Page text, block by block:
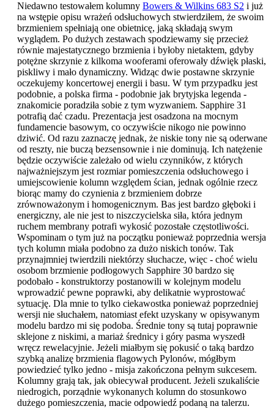
Niedawno testowałem kolumny Bowers & Wilkins 683 S2 i już
na wstępie opisu wrażeń odsłuchowych stwierdziłem, że swoim
brzmieniem spełniają one obietnicę, jaką składają swym
wyglądem. Po dużych zestawach spodziewamy się przecież
równie majestatycznego brzmienia i byłoby nietaktem, gdyby
potężne skrzynie z kilkoma wooferami oferowały dźwięk płaski,
piskliwy i mało dynamiczny. Widząc dwie postawne skrzynie
oczekujemy koncertowej energii i basu. W tym przypadku jest
podobnie, a polska firma - podobnie jak brytyjska legenda -
znakomicie poradziła sobie z tym wyzwaniem. Sapphire 31
potrafią dać czadu. Prezentacja jest osadzona na mocnym
fundamencie basowym, co oczywiście nikogo nie powinno
dziwić. Od razu zaznaczę jednak, że niskie tony nie są oderwane
od reszty, nie buczą bezsensownie i nie dominują. Ich natężenie
będzie oczywiście zależało od wielu czynników, z których
najważniejszym jest rozmiar pomieszczenia odsłuchowego i
umiejscowienie kolumn względem ścian, jednak ogólnie rzecz
biorąc mamy do czynienia z brzmieniem dobrze
zrównoważonym i homogenicznym. Bas jest bardzo głęboki i
energiczny, ale nie jest to niszczycielska siła, która jednym
ruchem membrany potrafi wykosić pozostałe częstotliwości.
Wspominam o tym już na początku ponieważ poprzednia wersja
tych kolumn miała podobno za dużo niskich tonów. Tak
przynajmniej twierdzili niektórzy słuchacze, więc - choć wielu
osobom brzmienie podłogowych Sapphire 30 bardzo się
podobało - konstruktorzy postanowili w kolejnym modelu
wprowadzić pewne poprawki, aby delikatnie wyprostować
sytuację. Dla mnie to tylko ciekawostka ponieważ poprzedniej
wersji nie słuchałem, natomiast efekt uzyskany w opisywanym
modelu bardzo mi się podoba. Średnie tony są tutaj poprawnie
sklejone z niskimi, a mariaż średnicy i góry pasma wyszedł
wręcz rewelacyjnie. Jeżeli miałbym się pokusić o taką bardzo
szybką analizę brzmienia flagowych Pylonów, mógłbym
powiedzieć tylko jedno - misja zakończona pełnym sukcesem.
Kolumny grają tak, jak obiecywał producent. Jeżeli szukaliście
niedrogich, porządnie wykonanych kolumn do stosunkowo
dużego pomieszczenia, macie odpowiedź podaną na talerzu.